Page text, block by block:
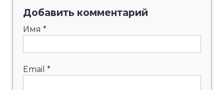
Добавить комментарий
Имя *
Email *